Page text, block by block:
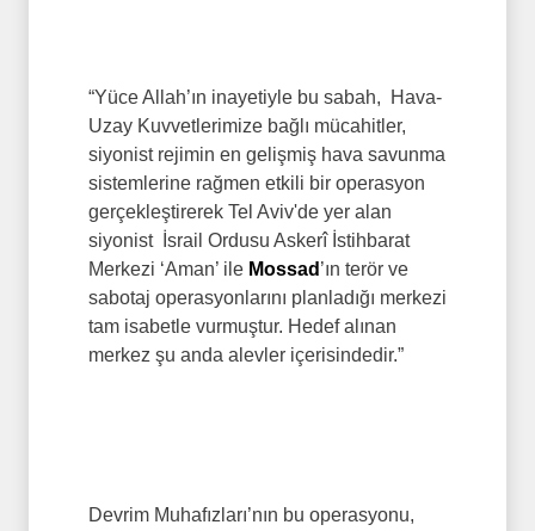
“Yüce Allah’ın inayetiyle bu sabah, Hava-
Uzay Kuvvetlerimize bağlı mücahitler,
siyonist rejimin en gelişmiş hava savunma
sistemlerine rağmen etkili bir operasyon
gerçekleştirerek Tel Aviv'de yer alan
siyonist İsrail Ordusu Askerî İstihbarat
Merkezi ‘Aman’ ile Mossad ’ın terör ve
sabotaj operasyonlarını planladığı merkezi
tam isabetle vurmuştur. Hedef alınan
merkez şu anda alevler içerisindedir.”
Devrim Muhafızları’nın bu operasyonu,